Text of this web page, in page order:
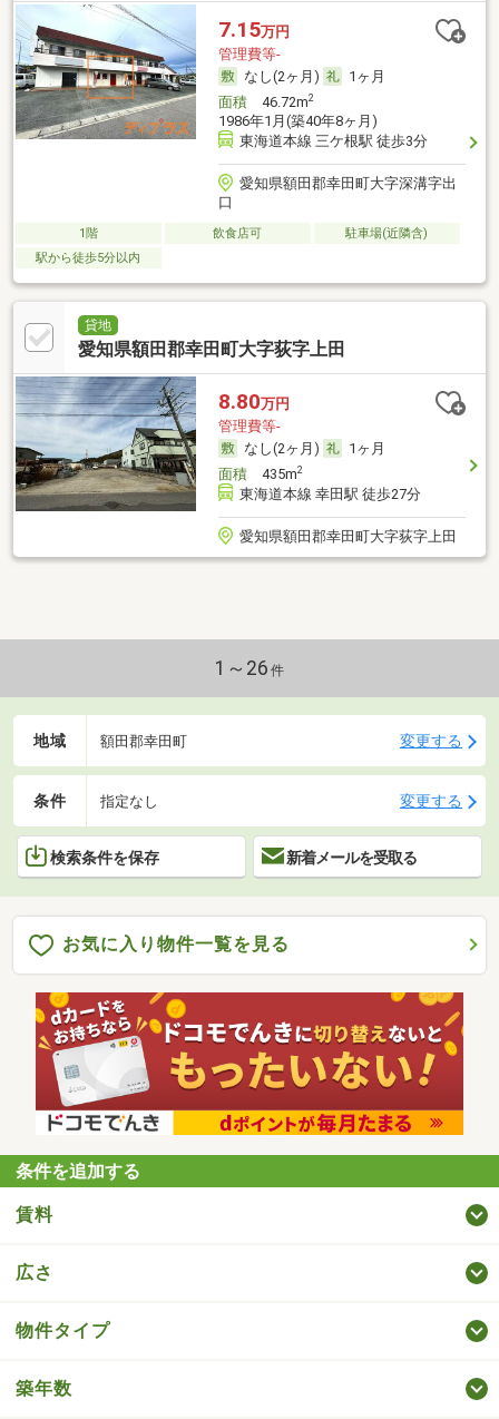
7.15万円
管理費等-
なし(2ヶ月)
1ヶ月
面積46.72m2
1986年1月(築40年8ヶ月)
東海道本線 三ケ根駅 徒歩3分
愛知県額田郡幸田町大字深溝字出
口
1階 飲食店可
駐車場(近隣含)
駅から徒歩5分以内
貸地
愛知県額田郡幸田町大字荻字上田
8.80万円
管理費等-
なし(2ヶ月)
1ヶ月
面積435m2
東海道本線 幸田駅 徒歩27分
愛知県額田郡幸田町大字荻字上田
1～26 件
地域 額田郡幸田町 変更する
条件 指定なし 変更する
検索条件を保存 新着メールを受取る
お気に入り物件一覧を見る
条件を追加する
賃料
広さ
物件タイプ
築年数